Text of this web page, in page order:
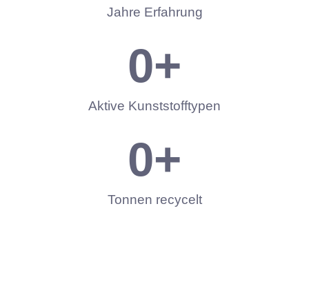
Jahre Erfahrung
Aktive Kunststofftypen
0+
Tonnen recycelt
0+